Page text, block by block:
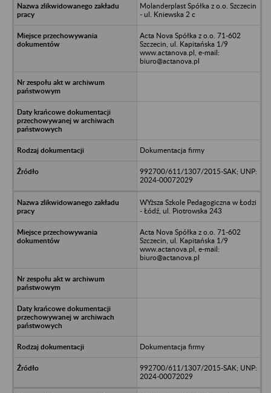
Molanderplast Spółka z o.o. Szczecin
- ul. Kniewska 2 c
Acta Nova Spółka z o.o. 71-602
Szczecin, ul. Kapitańska 1/9
www.actanova.pl, e-mail:
biuro@actanova.pl
Dokumentacja firmy
992700/611/1307/2015-SAK; UNP:
2024-00072029
WYższa Szkole Pedagogiczna w Łodzi
- Łódź, ul. Piotrowska 243
Acta Nova Spółka z o.o. 71-602
Szczecin, ul. Kapitańska 1/9
www.actanova.pl, e-mail:
biuro@actanova.pl
Dokumentacja firmy
992700/611/1307/2015-SAK; UNP:
2024-00072029